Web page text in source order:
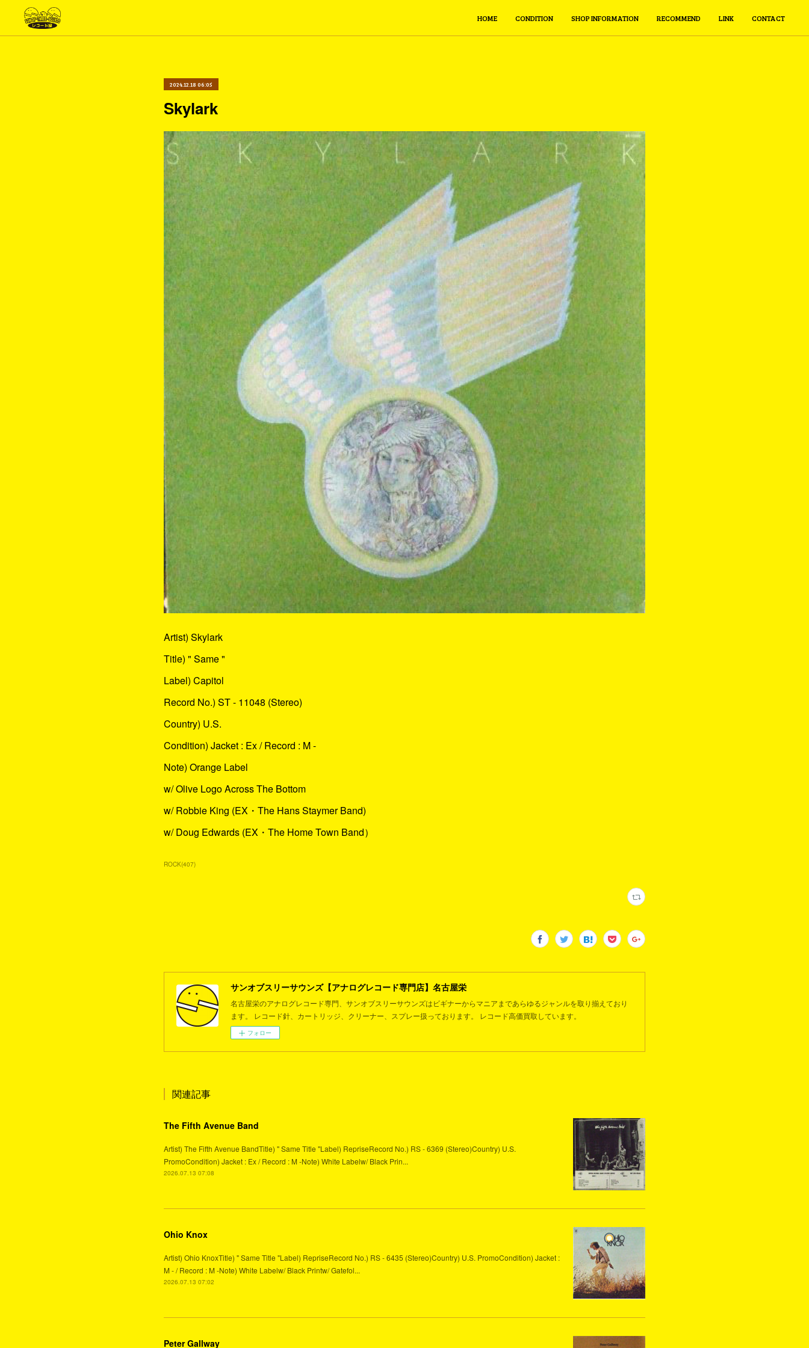
HOME CONDITION SHOP INFORMATION RECOMMEND LINK CONTACT
2024.12.18 06:05
Skylark
Artist) Skylark
Title) " Same "
Label) Capitol
Record No.) ST - 11048 (Stereo)
Country) U.S.
Condition) Jacket : Ex / Record : M -
Note) Orange Label
w/ Olive Logo Across The Bottom
w/ Robbie King (EX・The Hans Staymer Band)
w/ Doug Edwards (EX・The Home Town Band）
ROCK(407)
サンオブスリーサウンズ【アナログレコード専門店】名古屋栄
名古屋栄のアナログレコード専門、サンオブスリーサウンズはビギナーからマニアまであらゆるジャンルを取り揃えており
ます。 レコード針、カートリッジ、クリーナー、スプレー扱っております。 レコード高価買取しています。
フォロー
関連記事
The Fifth Avenue Band
Artist) The Fifth Avenue BandTitle) " Same Title "Label) RepriseRecord No.) RS - 6369 (Stereo)Country) U.S.
PromoCondition) Jacket : Ex / Record : M -Note) White Labelw/ Black Prin...
2026.07.13 07:08
Ohio Knox
Artist) Ohio KnoxTitle) " Same Title "Label) RepriseRecord No.) RS - 6435 (Stereo)Country) U.S. PromoCondition) Jacket :
M - / Record : M -Note) White Labelw/ Black Printw/ Gatefol...
2026.07.13 07:02
Peter Gallway